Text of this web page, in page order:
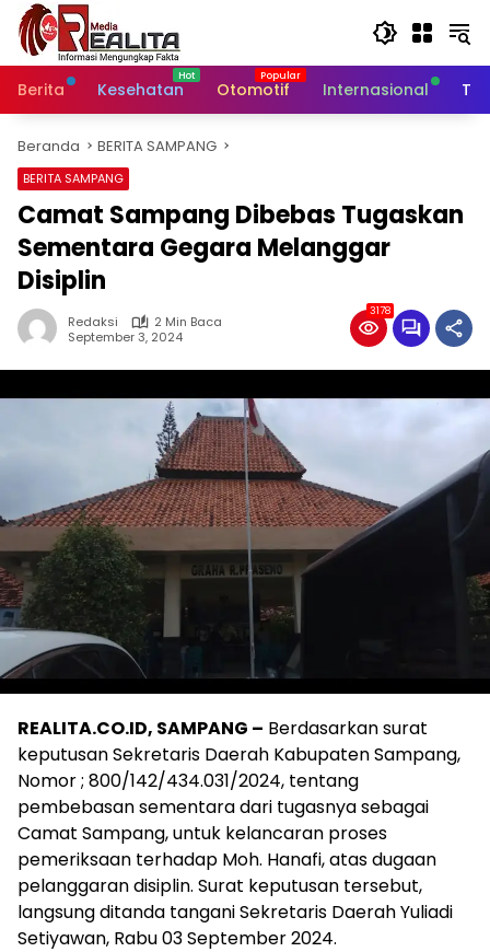
Langsung
konten
Berita
Kesehatan Otomotif Internasional
Beranda BERITA SAMPANG
BERITA SAMPANG
Camat Sampang Dibebas Tugaskan
Sementara Gegara Melanggar
Disiplin
Redaksi
2 Min Baca
September 3, 2024
3178
REALITA.CO.ID, SAMPANG – Berdasarkan surat
keputusan Sekretaris Daerah Kabupaten Sampang,
Nomor ; 800/142/434.031/2024, tentang
pembebasan sementara dari tugasnya sebagai
Camat Sampang, untuk kelancaran proses
pemeriksaan terhadap Moh. Hanafi, atas dugaan
pelanggaran disiplin. Surat keputusan tersebut,
langsung ditanda tangani Sekretaris Daerah Yuliadi
Setiyawan, Rabu 03 September 2024.